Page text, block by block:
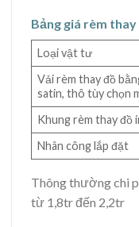
Bảng giá rèm thay
Loại vật tư
Vải rèm thay đồ
satin, thô tùy chọn
Khung rèm thay đồ
Nhân công lắp đặt
Thông thường chi
từ 1,8tr đến 2,2tr